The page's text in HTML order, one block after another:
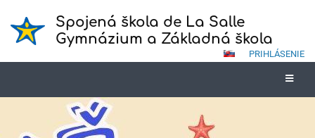
Spojená škola de La Salle
Gymnázium a Základná škola
PRIHLÁSENIE